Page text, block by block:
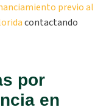
previo al
contactando
por
en